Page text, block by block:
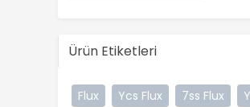
Ürün Etiketleri
Flux Ycs Flux 7ss Flux